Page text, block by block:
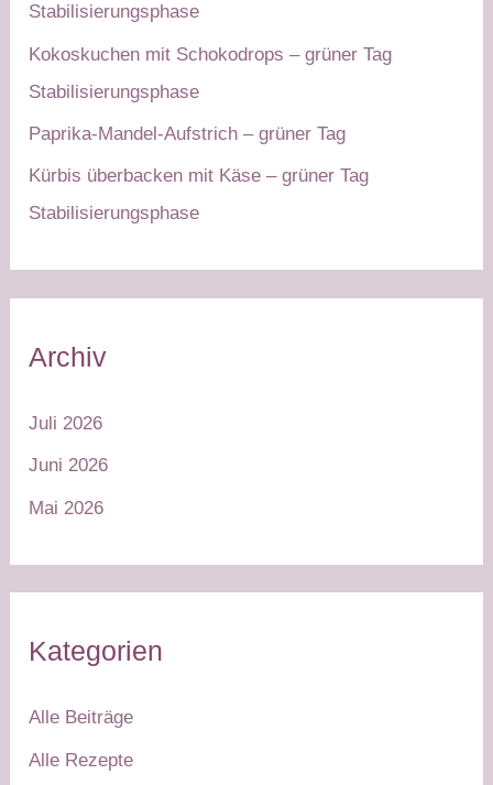
Stabilisierungsphase
Kokoskuchen mit Schokodrops – grüner Tag
Stabilisierungsphase
Paprika-Mandel-Aufstrich – grüner Tag
Kürbis überbacken mit Käse – grüner Tag
Stabilisierungsphase
Archiv
Juli 2026
Juni 2026
Mai 2026
Kategorien
Alle Beiträge
Alle Rezepte